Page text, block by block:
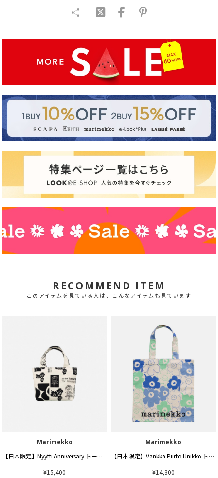
RECOMMEND ITEM
このアイテムを見ている人は、こんなアイテムも見ています
Marimekko
【日本限定】Nyytti Anniversary トートバッグ
¥15,400
Marimekko
【日本限定】Vankka Piirto Unikko トートバッグ
¥14,300